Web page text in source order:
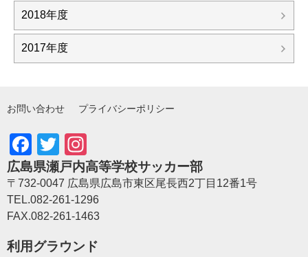
2018年度
2017年度
お問い合わせ プライバシーポリシー
Facebook
Twitter
広島県瀬戸内高等学校サッカー部
〒732-0047 広島県広島市東区尾長西2丁目12番1号
TEL.082-261-1296
FAX.082-261-1463
利用グラウンド